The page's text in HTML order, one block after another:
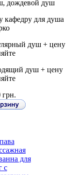
дождевой душ
кафедру для душа
душ + цену
душ + цену
грн.